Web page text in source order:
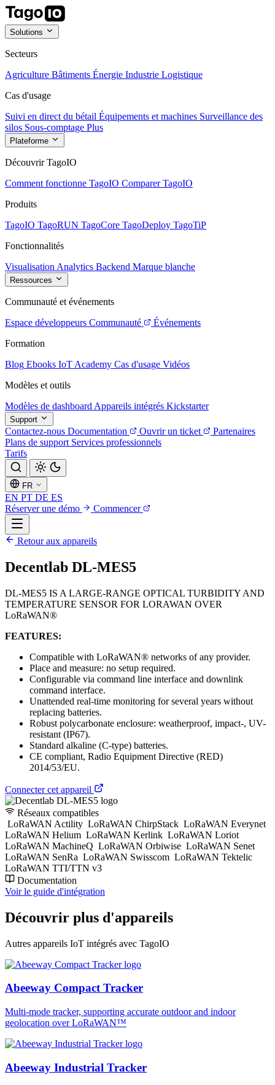
Solutions
Secteurs
Agriculture Bâtiments Énergie Industrie Logistique
Cas d'usage
Suivi en direct du bétail Équipements et machines Surveillance des
silos Sous-comptage Plus
Plateforme
Découvrir TagoIO
Comment fonctionne TagoIO Comparer TagoIO
Produits
TagoIO TagoRUN TagoCore TagoDeploy TagoTiP
Fonctionnalités
Visualisation Analytics Backend Marque blanche
Ressources
Communauté et événements
Espace développeurs Communauté
Événements
Formation
Blog Ebooks IoT Academy Cas d'usage Vidéos
Modèles et outils
Modèles de dashboard Appareils intégrés Kickstarter
Support
Contactez-nous Documentation Ouvrir un ticket
Partenaires
Plans de support Services professionnels
Tarifs
FR
EN PT DE ES
Réserver une démo
Commencer
Retour aux appareils
Decentlab DL-MES5
DL-MES5 IS A LARGE-RANGE OPTICAL TURBIDITY AND
TEMPERATURE SENSOR FOR LORAWAN OVER
LoRaWAN®
FEATURES:
Compatible with LoRaWAN® networks of any provider.
Place and measure: no setup required.
Configurable via command line interface and downlink
command interface.
Unattended real-time monitoring for several years without
replacing batteries.
Robust polycarbonate enclosure: weatherproof, impact-, UV-
resistant (IP67).
Standard alkaline (C-type) batteries.
CE compliant, Radio Equipment Directive (RED)
2014/53/EU.
Connecter cet appareil
Réseaux compatibles
LoRaWAN Actility LoRaWAN ChirpStack LoRaWAN Everynet
LoRaWAN Helium LoRaWAN Kerlink LoRaWAN Loriot
LoRaWAN MachineQ LoRaWAN Orbiwise LoRaWAN Senet
LoRaWAN SenRa LoRaWAN Swisscom LoRaWAN Tektelic
LoRaWAN TTI/TTN v3
Documentation
Voir le guide d'intégration
Découvrir plus d'appareils
Autres appareils IoT intégrés avec TagoIO
Abeeway Compact Tracker
Multi-mode tracker, supporting accurate outdoor and indoor
geolocation over LoRaWAN™
Abeeway Industrial Tracker